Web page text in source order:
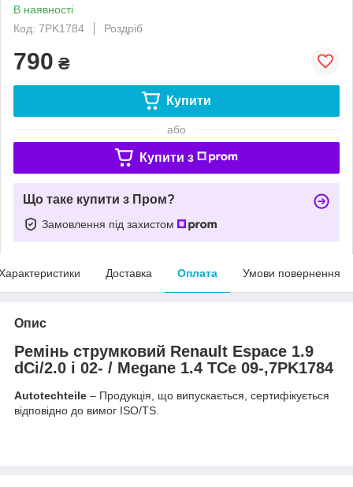
В наявності
Код: 7PK1784
Роздріб
790 ₴
Купити
або
Купити з
Що таке купити з Пром?
Замовлення під захистом
Доставка Оплата Умови повернення
Опис
Ремінь струмковий Renault Espace 1.9
dCi/2.0 i 02- / Megane 1.4 TCe 09-,7PK1784
Autotechteile – Продукція, що випускається, сертифікується
відповідно до вимог ISO/TS.